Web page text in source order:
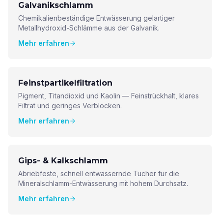
Galvanikschlamm
Chemikalienbeständige Entwässerung gelartiger
Metallhydroxid-Schlämme aus der Galvanik.
Mehr erfahren
Feinstpartikelfiltration
Pigment, Titandioxid und Kaolin — Feinstrückhalt, klares
Filtrat und geringes Verblocken.
Mehr erfahren
Gips- & Kalkschlamm
Abriebfeste, schnell entwässernde Tücher für die
Mineralschlamm-Entwässerung mit hohem Durchsatz.
Mehr erfahren